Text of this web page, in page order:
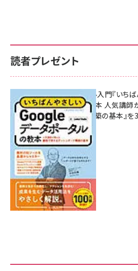
読者プレゼント
無料BIツール入門『いち
ポータルの教本 人気講師
シュボード構築の基本』
7月31日 10:00